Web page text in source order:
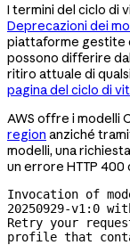
I termini del ciclo di
Deprecazioni dei
piattaforme gestite
possono differire
ritiro attuale di
pagina del ciclo di
AWS offre i modelli
region anziché
modelli, una
un errore HTTP 400
Invocation of
20250929-v1:0
Retry your
profile that